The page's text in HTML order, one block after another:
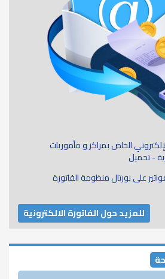
الخاص بمراكز و مأموريات
- تحميل
على بورتال منظومة الفاتورة
للمزيد حول الفاتورة الالكترونية